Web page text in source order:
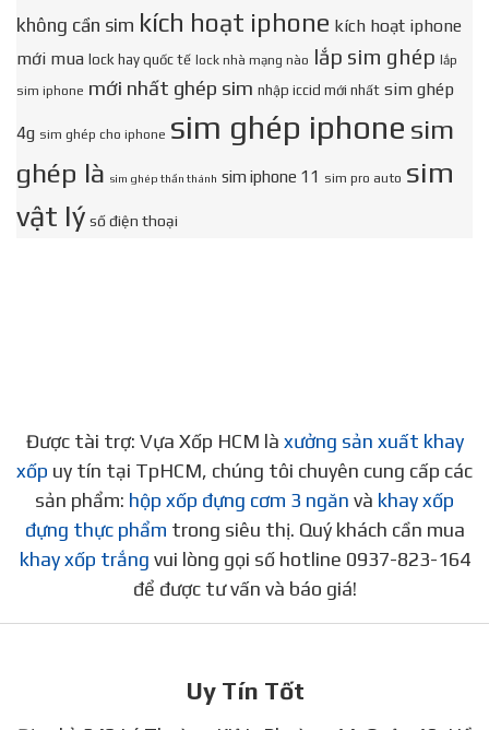
không cần sim kích hoạt iphone kích hoạt iphone
mới mua lock hay quốc tế lock nhà mạng nào lắp sim ghép lắp
sim iphone mới nhất ghép sim nhập iccid mới nhất sim ghép
4g sim ghép cho iphone sim ghép iphone sim
ghép là sim ghép thần thánh sim iphone 11 sim pro auto sim
vật lý số điện thoại
Được tài trợ: Vựa Xốp HCM là xưởng sản xuất khay
xốp uy tín tại TpHCM, chúng tôi chuyên cung cấp các
sản phẩm: hộp xốp đựng cơm 3 ngăn và khay xốp
đựng thực phẩm trong siêu thị. Quý khách cần mua
khay xốp trắng vui lòng gọi số hotline 0937-823-164
để được tư vấn và báo giá!
Uy Tín Tốt